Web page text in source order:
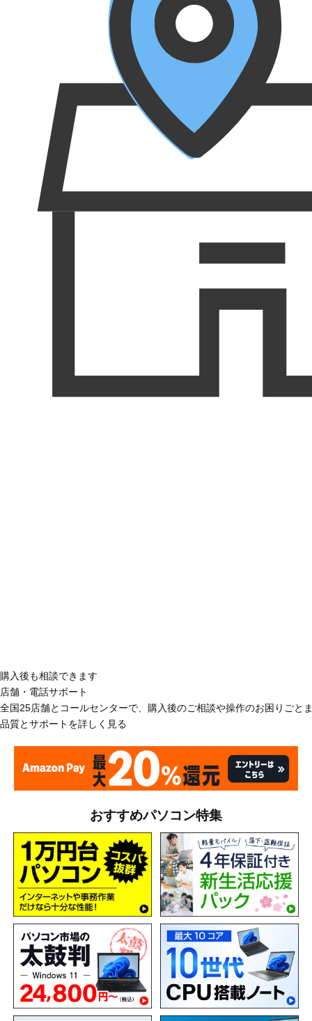
購入後も相談できます
店舗・電話サポート
全国25店舗とコールセンターで、購入後のご相談や操作のお困りごと
品質とサポートを詳しく見る
おすすめパソコン特集